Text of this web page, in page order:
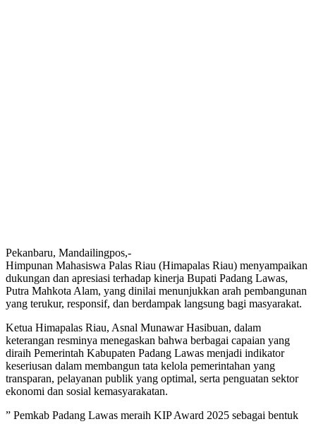
Pekanbaru, Mandailingpos,-
Himpunan Mahasiswa Palas Riau (Himapalas Riau) menyampaikan
dukungan dan apresiasi terhadap kinerja Bupati Padang Lawas,
Putra Mahkota Alam, yang dinilai menunjukkan arah pembangunan
yang terukur, responsif, dan berdampak langsung bagi masyarakat.
Ketua Himapalas Riau, Asnal Munawar Hasibuan, dalam
keterangan resminya menegaskan bahwa berbagai capaian yang
diraih Pemerintah Kabupaten Padang Lawas menjadi indikator
keseriusan dalam membangun tata kelola pemerintahan yang
transparan, pelayanan publik yang optimal, serta penguatan sektor
ekonomi dan sosial kemasyarakatan.
” Pemkab Padang Lawas meraih KIP Award 2025 sebagai bentuk